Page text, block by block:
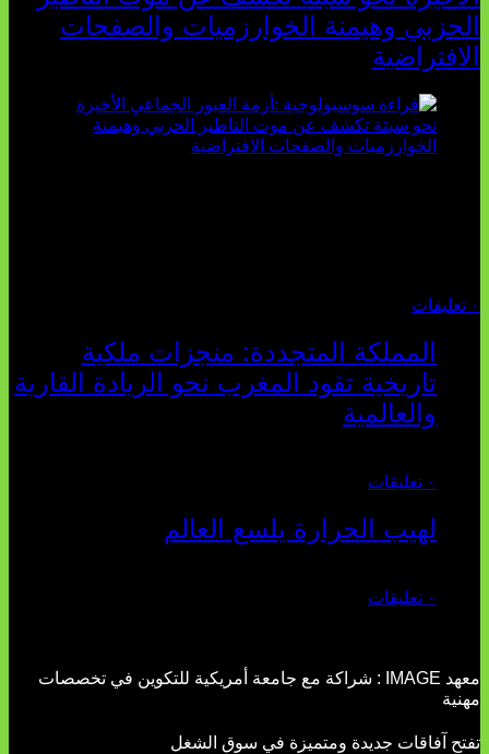
الحزبي وهيمنة الخوارزميات والصفحات
الافتراضية
٠ تعليقات
المملكة المتجددة: منجزات ملكية
تاريخية تقود المغرب نحو الريادة القارية
والعالمية
٠ تعليقات
لهيب الحرارة يلسع العالم
٠ تعليقات
معهد IMAGE : شراكة مع جامعة أمريكية للتكوين في تخصصات
مهنية
تفتح آفاقات جديدة ومتميزة في سوق الشغل